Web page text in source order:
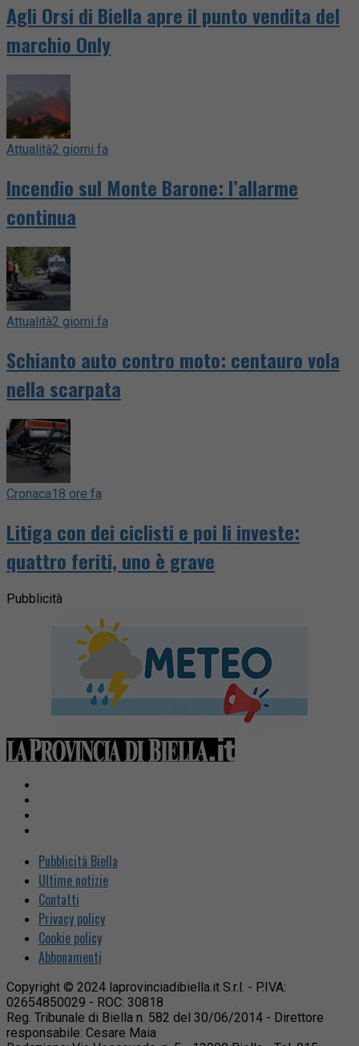
Agli Orsi di Biella apre il punto vendita del
marchio Only
Attualità2 giorni fa
Incendio sul Monte Barone: l’allarme
continua
Attualità2 giorni fa
Schianto auto contro moto: centauro vola
nella scarpata
Cronaca18 ore fa
Litiga con dei ciclisti e poi li investe:
quattro feriti, uno è grave
Pubblicità
Pubblicità Biella
Ultime notizie
Contatti
Privacy policy
Cookie policy
Abbonamenti
Copyright © 2024 laprovinciadibiella.it S.r.l. - P.IVA:
02654850029 - ROC: 30818
Reg. Tribunale di Biella n. 582 del 30/06/2014 - Direttore
responsabile: Cesare Maia